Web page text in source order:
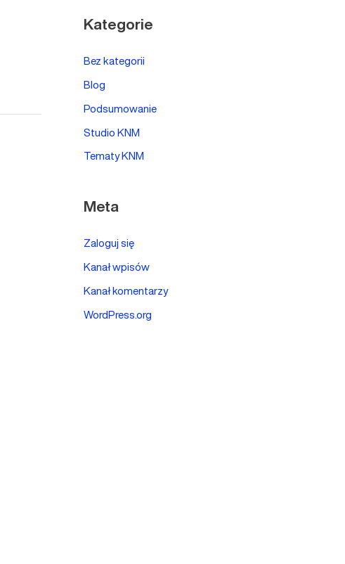
Kategorie
Bez kategorii
Blog
Podsumowanie
Studio KNM
Tematy KNM
Meta
Zaloguj się
Kanał wpisów
Kanał komentarzy
WordPress.org